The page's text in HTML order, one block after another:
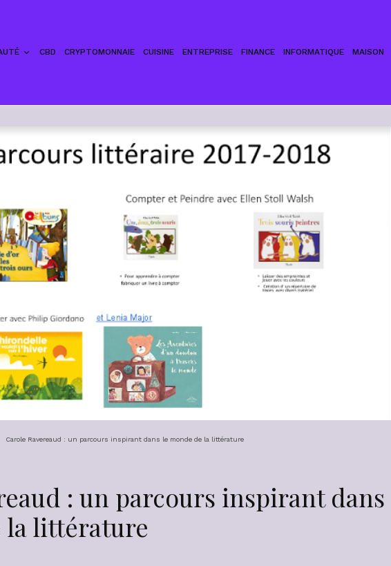
CBD CRYPTOMONNAIE CUISINE ENTREPRISE FINANCE INFORMATIQUE MAISON
Carole Ravereaud : un parcours inspirant dans le monde de la littérature
: un parcours inspirant dans
la littérature